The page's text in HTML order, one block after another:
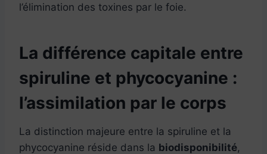
l’élimination des toxines par le foie.
La différence capitale entre
spiruline et phycocyanine :
l’assimilation par le corps
La distinction majeure entre la spiruline et la
phycocyanine réside dans la biodisponibilité,